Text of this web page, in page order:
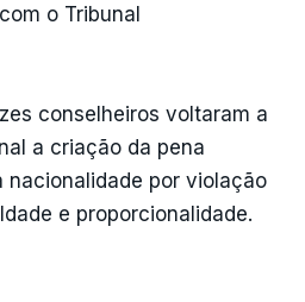
o Tribunal
conselheiros voltaram a
a criação da pena
nacionalidade por violação
e proporcionalidade.